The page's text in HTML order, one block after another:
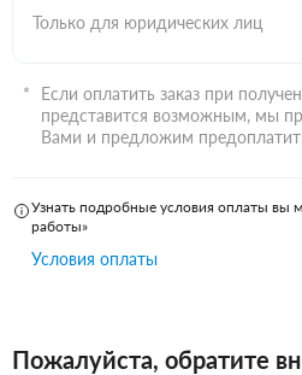
Только для юридических лиц
Если оплатить заказ при
представится возможным, мы
Вами и предложим
Узнать подробные условия оплаты вы
работы»
Условия оплаты
Пожалуйста, обратите